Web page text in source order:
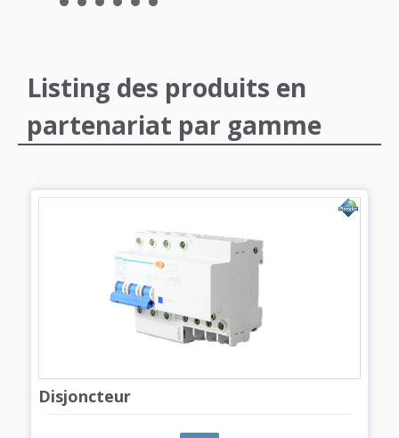
Listing des produits en
partenariat par gamme
Disjoncteur